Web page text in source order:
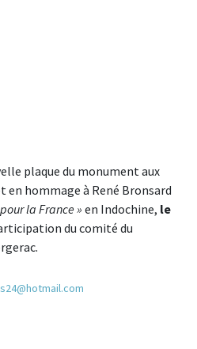
plaque du monument aux
en hommage à René Bronsard
la France » en Indochine, le
du comité du